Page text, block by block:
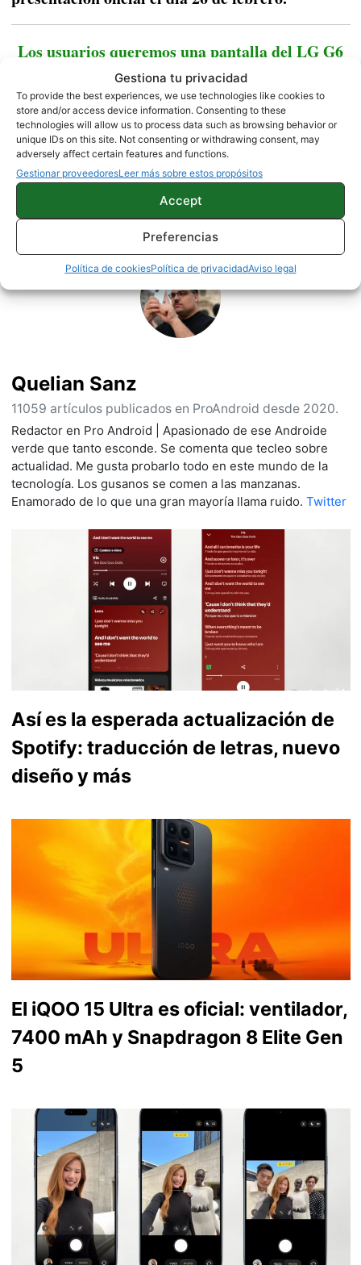
Gestiona tu privacidad
To provide the best experiences, we use technologies like cookies to
store and/or access device information. Consenting to these
technologies will allow us to process data such as browsing behavior or
unique IDs on this site. Not consenting or withdrawing consent, may
adversely affect certain features and functions.
Gestionar proveedoresLeer más sobre estos propósitos
Accept
Preferencias
Política de cookiesPolítica de privacidadAviso legal
Los usuarios queremos una pantalla del LG G6
más pequeña
NOTICIAS
Sobre este autor
Quelian Sanz
11059 artículos publicados en ProAndroid desde 2020.
Redactor en Pro Android | Apasionado de ese Androide
verde que tanto esconde. Se comenta que tecleo sobre
actualidad. Me gusta probarlo todo en este mundo de la
tecnología. Los gusanos se comen a las manzanas.
Enamorado de lo que una gran mayoría llama ruido. Twitter
Así es la esperada actualización de
Spotify: traducción de letras, nuevo
diseño y más
El iQOO 15 Ultra es oficial: ventilador,
7400 mAh y Snapdragon 8 Elite Gen
5